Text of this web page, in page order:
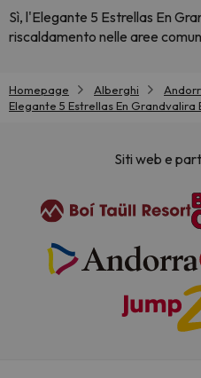
Sì, l'Elegante 5 Estrellas En
riscaldamento nelle aree
Homepage Alberghi
Elegante 5 Estrellas En Grandvalira
Siti web e